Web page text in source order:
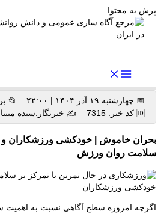
پرش به محتوا
📅 چهارشنبه ۱۹ آذر ۱۴۰۴ | ۲۲:۰۰
📂
🆔 کد خبر: 7315
✍️ خبرنگار:سیده
بحران خاموش | خودکشی ورزشکاران و
سلامت روان ورزش
اگرچه امروزه سطح آگاهی نسبت به اهمیت